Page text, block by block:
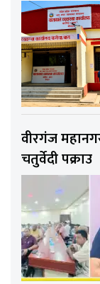
वीरगंज
चतुर्वेदी पक्राउ